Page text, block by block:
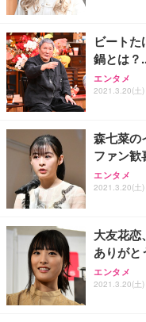
ビート
鍋とは？
エンタメ
2021.3.20(土
森七菜の
ファン歓
エンタメ
2021.3.20(土
大友花恋
ありがと
エンタメ
2021.3.20(土